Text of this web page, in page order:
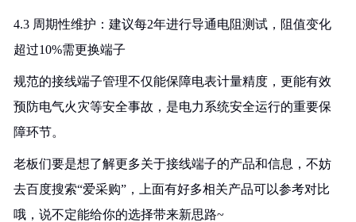
4.3 周期性维护：建议每2年进行导通电阻测试，阻值变化
超过10%需更换端子
规范的接线端子管理不仅能保障电表计量精度，更能有效
预防电气火灾等安全事故，是电力系统安全运行的重要保
障环节。
老板们要是想了解更多关于接线端子的产品和信息，不妨
去百度搜索“爱采购”，上面有好多相关产品可以参考对比
哦，说不定能给你的选择带来新思路~